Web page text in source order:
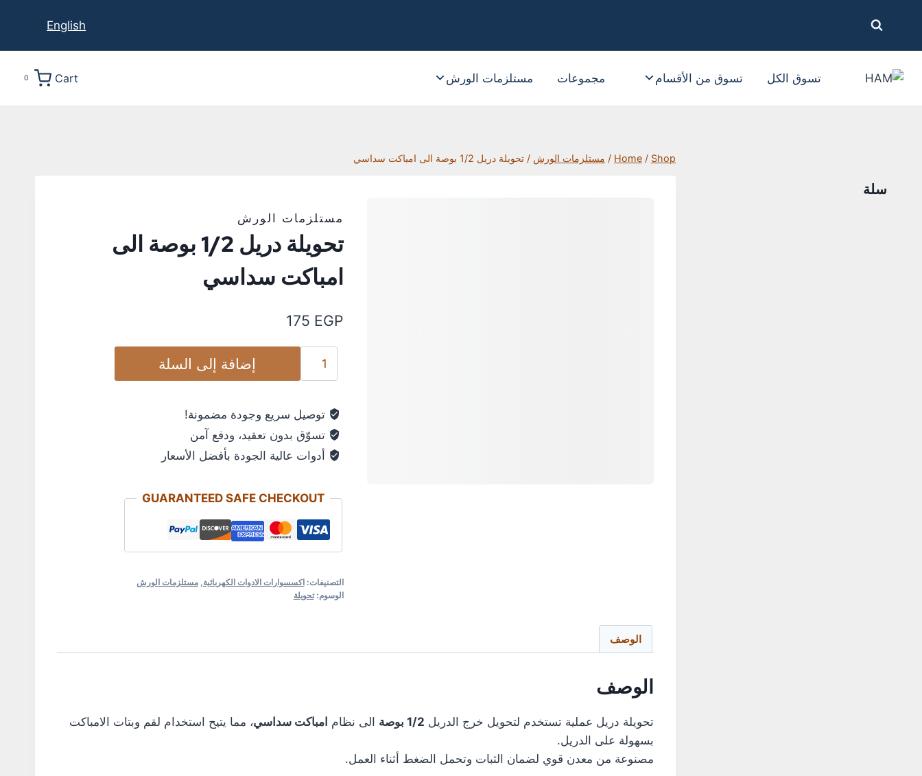
English
تسوق الكل تسوق من الأقسام مستلزمات الورش مجموعات Cart
0
Home / Shop
/ مستلزمات الورش / تحويلة دريل 1/2 بوصة الى امباكت سداسي
مستلزمات الورش
تحويلة دريل 1/2 بوصة الى
امباكت سداسي
175 EGP
إضافة إلى السلة
توصيل سريع وجودة مضمونة!
تسوّق بدون تعقيد، ودفع آمن
أدوات عالية الجودة بأفضل الأسعار
GUARANTEED SAFE CHECKOUT
التصنيفات:اكسسوارات الادوات الكهربائية ,مستلزمات الورش
الوسوم:تحويلة
الوصف
الوصف
تحويلة دريل عملية تستخدم لتحويل خرج الدريل 1/2 بوصة الى نظام امباكت سداسي، مما يتيح استخدام لقم وبتات الامباكت
بسهولة على الدريل.
مصنوعة من معدن قوي لضمان الثبات وتحمل الضغط أثناء العمل.
سلة